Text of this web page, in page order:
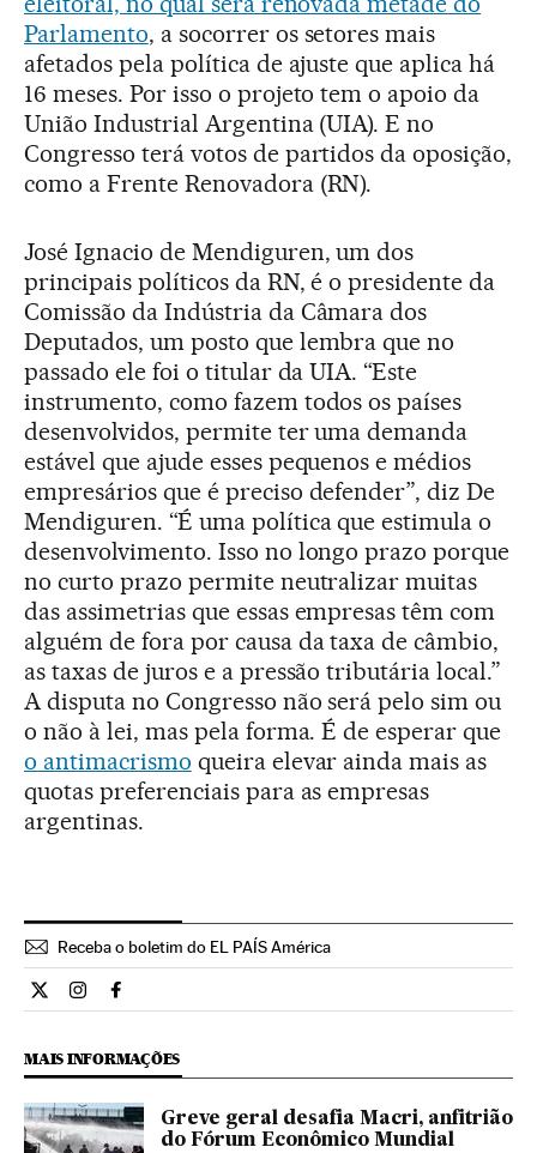
Parlamento, a socorrer os setores mais
afetados pela política de ajuste que aplica há
16 meses. Por isso o projeto tem o apoio da
União Industrial Argentina (UIA). E no
Congresso terá votos de partidos da oposição,
como a Frente Renovadora (RN).
José Ignacio de Mendiguren, um dos
principais políticos da RN, é o presidente da
Comissão da Indústria da Câmara dos
Deputados, um posto que lembra que no
passado ele foi o titular da UIA. “Este
instrumento, como fazem todos os países
desenvolvidos, permite ter uma demanda
estável que ajude esses pequenos e médios
empresários que é preciso defender”, diz De
Mendiguren. “É uma política que estimula o
desenvolvimento. Isso no longo prazo porque
no curto prazo permite neutralizar muitas
das assimetrias que essas empresas têm com
alguém de fora por causa da taxa de câmbio,
as taxas de juros e a pressão tributária local.”
A disputa no Congresso não será pelo sim ou
o não à lei, mas pela forma. É de esperar que
o antimacrismo queira elevar ainda mais as
quotas preferenciais para as empresas
argentinas.
Receba o boletim do EL PAÍS América
Internacional El País Brasil en Twitter
Internacional El País Brasil en Instagram
Internacional El País Brasil en Facebook
MAIS INFORMAÇÕES
Greve geral desafia Macri, anfitrião
do Fórum Econômico Mundial